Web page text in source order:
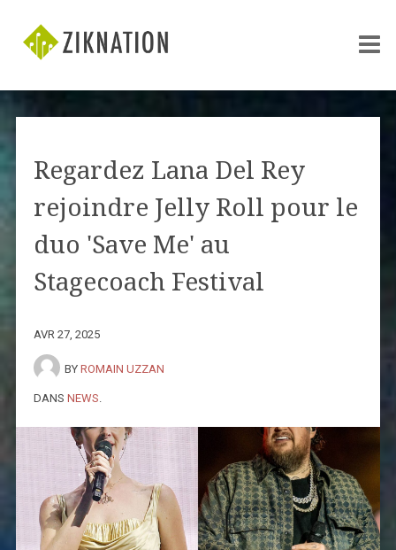
Regardez Lana Del Rey
rejoindre Jelly Roll pour le
duo 'Save Me' au
Stagecoach Festival
AVR 27, 2025
BY ROMAIN UZZAN
DANS NEWS